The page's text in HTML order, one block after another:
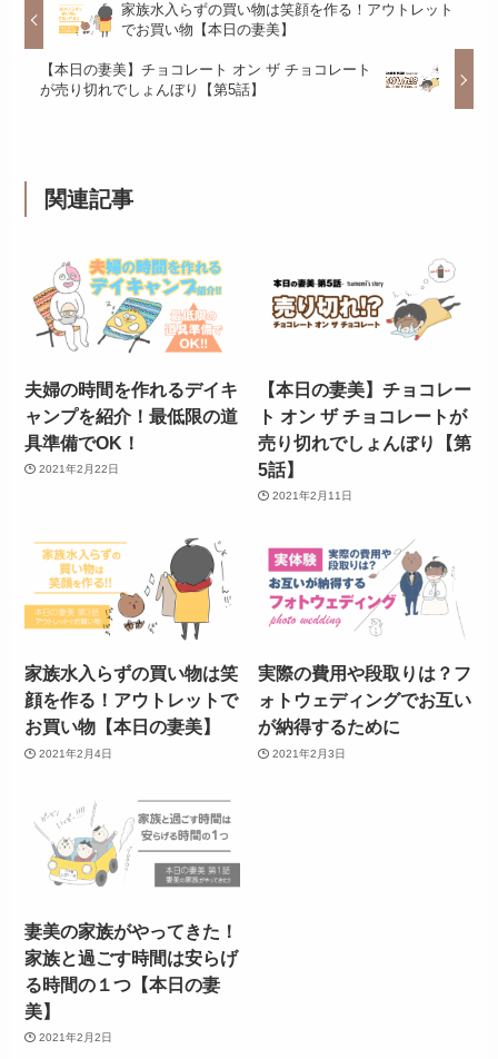
家族水入らずの買い物は笑顔を作る！アウトレット
でお買い物【本日の妻美】
【本日の妻美】チョコレート オン ザ チョコレート
が売り切れでしょんぼり【第5話】
関連記事
夫婦の時間を作れるデイキ
ャンプを紹介！最低限の道
具準備でOK！
2021年2月22日
【本日の妻美】チョコレー
ト オン ザ チョコレートが
売り切れでしょんぼり【第
5話】
2021年2月11日
家族水入らずの買い物は笑
顔を作る！アウトレットで
お買い物【本日の妻美】
2021年2月4日
実際の費用や段取りは？フ
ォトウェディングでお互い
が納得するために
2021年2月3日
妻美の家族がやってきた！
家族と過ごす時間は安らげ
る時間の１つ【本日の妻
美】
2021年2月2日